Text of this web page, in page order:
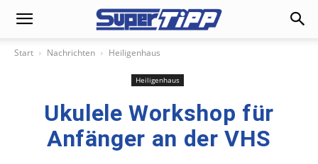
Start Nachrichten Heiligenhaus
Heiligenhaus
Ukulele Workshop für
Anfänger an der VHS